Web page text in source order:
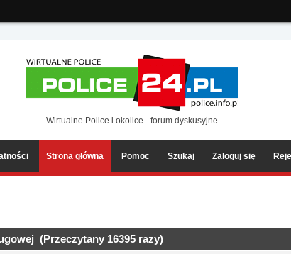
Wirtualne Police i okolice - forum dyskusyjne
Strona główna Pomoc Szukaj Zaloguj się
(Przeczytany 16395 razy)